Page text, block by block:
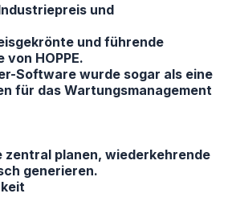
und
undführende
HOPPE.
Software wurde sogar als eine
für das Wartungsmanagement
planen, wiederkehrende
generieren.